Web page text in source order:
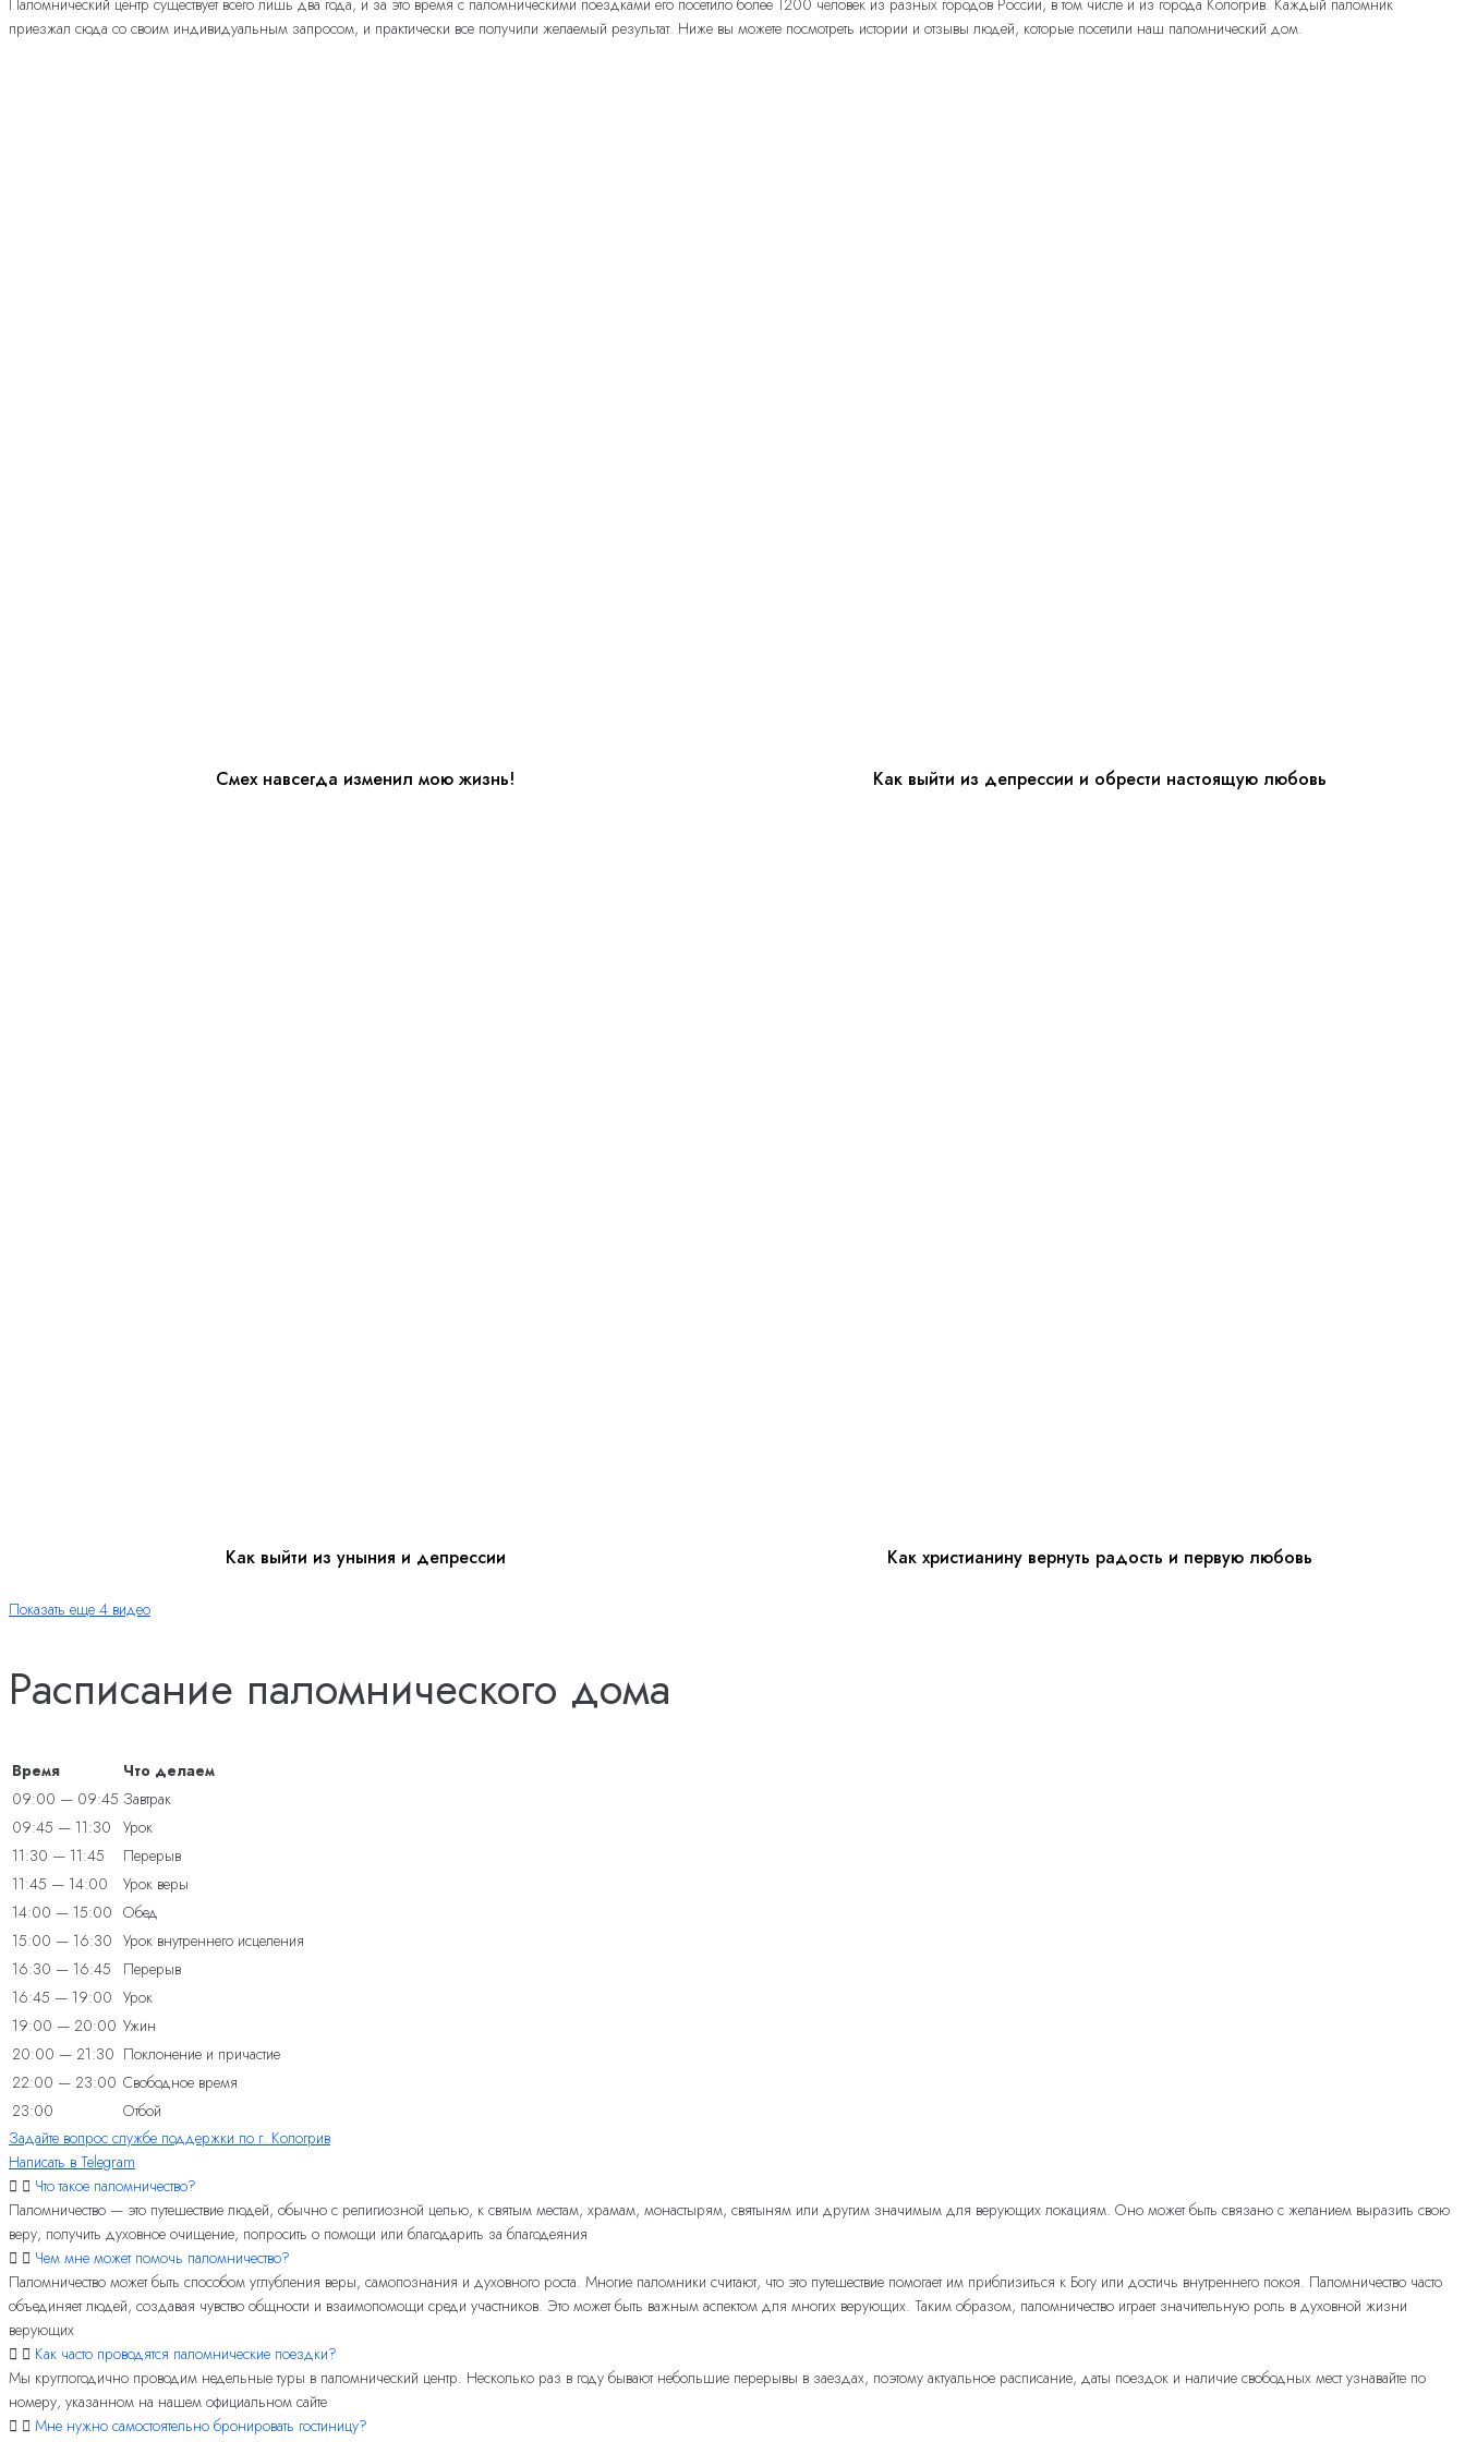
Паломнический центр существует всего лишь два года, и за это время с паломническими поездками его посетило более 1200 человек из разных городов России, в том числе и из города Кологрив. Каждый паломник
приезжал сюда со своим индивидуальным запросом, и практически все получили желаемый результат. Ниже вы можете посмотреть истории и отзывы людей, которые посетили наш паломнический дом.
Смех навсегда изменил мою жизнь! Как выйти из депрессии и обрести настоящую любовь
Как выйти из уныния и депрессии Как христианину вернуть радость и первую любовь
Показать еще 4 видео
Расписание паломнического дома
Время
Что делаем
09:00 — 09:45 Завтрак
09:45 — 11:30 Урок
11:30 — 11:45
Перерыв
11:45 — 14:00
Урок веры
14:00 — 15:00 Обед
15:00 — 16:30 Урок внутреннего исцеления
16:30 — 16:45
Перерыв
16:45 — 19:00 Урок
19:00 — 20:00 Ужин
20:00 — 21:30 Поклонение и причастие
22:00 — 23:00 Свободное время
23:00
Отбой
Задайте вопрос службе поддержки по г. Кологрив
Написать в Telegram
Что такое паломничество?
Паломничество — это путешествие людей, обычно с религиозной целью, к святым местам, храмам, монастырям, святыням или другим значимым для верующих локациям. Оно может быть связано с желанием выразить свою
веру, получить духовное очищение, попросить о помощи или благодарить за благодеяния
Чем мне может помочь паломничество?
Паломничество может быть способом углубления веры, самопознания и духовного роста. Многие паломники считают, что это путешествие помогает им приблизиться к Богу или достичь внутреннего покоя. Паломничество часто
объединяет людей, создавая чувство общности и взаимопомощи среди участников. Это может быть важным аспектом для многих верующих. Таким образом, паломничество играет значительную роль в духовной жизни
верующих
Как часто проводятся паломнические поездки?
Мы круглогодично проводим недельные туры в паломнический центр. Несколько раз в году бывают небольшие перерывы в заездах, поэтому актуальное расписание, даты поездок и наличие свободных мест узнавайте по
номеру, указанном на нашем официальном сайте
Мне нужно самостоятельно бронировать гостиницу?